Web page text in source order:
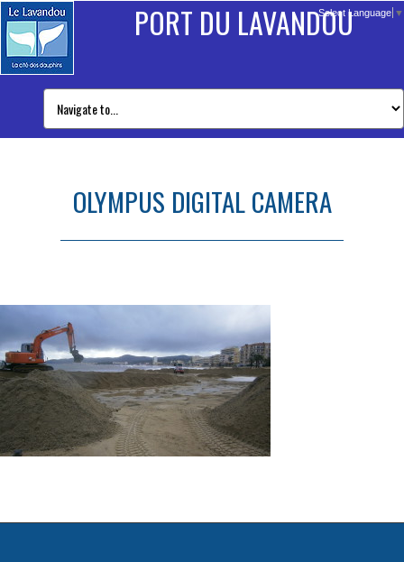
Select Language ▼
PORT DU LAVANDOU
OLYMPUS DIGITAL CAMERA